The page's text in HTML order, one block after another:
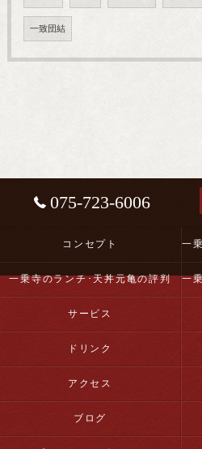
一致団結
075-723-6006
コンセプト
一乗寺のランチ･天丼元亀の評判
サービス
ドリンク
アクセス
ブログ